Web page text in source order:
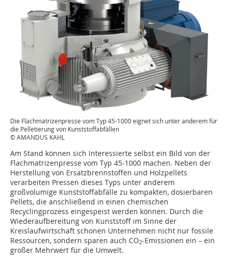
Die Flachmatrizenpresse vom Typ 45-1000 eignet sich unter anderem für
die Pelletierung von Kunststoffabfällen
© AMANDUS KAHL
Am Stand können sich Interessierte selbst ein Bild von der
Flachmatrizenpresse vom Typ 45-1000 machen. Neben der
Herstellung von Ersatzbrennstoffen und Holzpellets
verarbeiten Pressen dieses Typs unter anderem
großvolumige Kunststoffabfälle zu kompakten, dosierbaren
Pellets, die anschließend in einen chemischen
Recyclingprozess eingespeist werden können. Durch die
Wiederaufbereitung von Kunststoff im Sinne der
Kreislaufwirtschaft schonen Unternehmen nicht nur fossile
Ressourcen, sondern sparen auch CO2-Emissionen ein – ein
großer Mehrwert für die Umwelt.